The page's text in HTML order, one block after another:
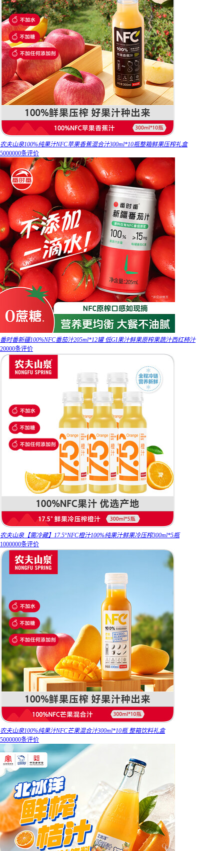
农夫山泉100%纯果汁NFC苹果香蕉混合汁300ml*10瓶整箱鲜果压榨礼盒
5000000条评价
番时番新疆100%NFC番茄汁205ml*12罐 低GI果汁鲜果原榨果蔬汁西红柿汁
20000条评价
农夫山泉【需冷藏】17.5°NFC橙汁100%纯果汁鲜果冷压榨300ml*5瓶
1000000条评价
农夫山泉100%纯果汁NFC芒果混合汁300ml*10瓶 整箱饮料礼盒
5000000条评价